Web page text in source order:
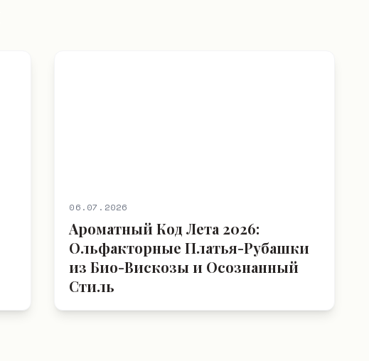
06.07.2026
Ароматный Код Лета 2026:
Ольфакторные Платья-Рубашки
из Био-Вискозы и Осознанный
Стиль